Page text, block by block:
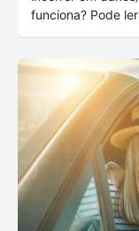
funciona? Pode